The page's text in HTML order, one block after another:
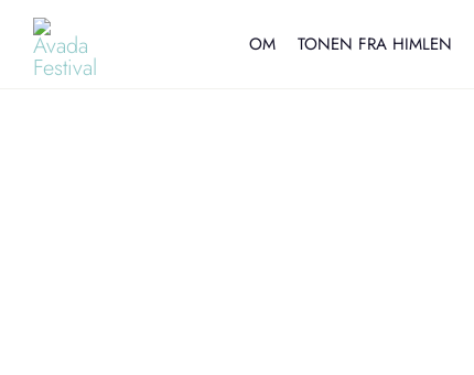
Skip
content
OM TONEN FRA HIMLEN